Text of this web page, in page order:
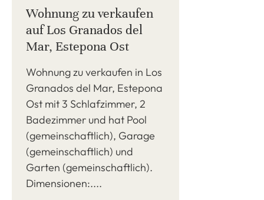
Wohnung zu verkaufen
auf Los Granados del
Mar, Estepona Ost
Wohnung zu verkaufen in Los
Granados del Mar, Estepona
Ost mit 3 Schlafzimmer, 2
Badezimmer und hat Pool
(gemeinschaftlich), Garage
(gemeinschaftlich) und
Garten (gemeinschaftlich).
Dimensionen:....